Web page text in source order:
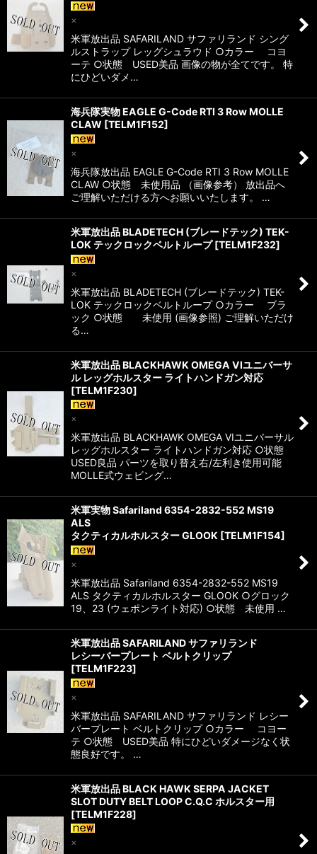
×
米軍放出品 SAFARILAND サファリランド シング
ルストラップ レッグシュラウド ○カラー コヨ
ーテ ○状態 USED美品 画像の物が全てです。 特
にひどいダメ…
海兵隊実物 EAGLE G-Code RTI 3 Row MOLLE
CLAW [TELM1F152]
×
海兵隊放出品 EAGLE G-Code RTI 3 Row MOLLE
CLAW ○状態 未使用品 （画像参考） 放出品へ
ご理解いただける方へお願いいたします。 …
米軍放出品 BLADETECH (ブレードテック) TEK-
LOK テックロックベルトループ [TELM1F232]
×
米軍放出品 BLADETECH (ブレードテック) TEK-
LOK テックロックベルトループ ○カラー ブラ
ック ○状態 未使用 (画像参照) ご理解いただけ
る…
米軍放出品 BLACKHAWK OMEGA VIユニバーサ
ル レッグホルスター ライトハンドガン対応
[TELM1F230]
×
米軍放出品 BLACKHAWK OMEGA VIユニバーサル
レッグホルスター ライトハンドガン対応 ○状態
USED良品 パーツを取り替え右/左利き使用可能
MOLLE式ウェビング…
米軍実物 Safariland 6354-2832-552 MS19
ALS
タクティカルホルスター GLOOK [TELM1F154]
×
米軍放出品 Safariland 6354-2832-552 MS19
ALS タクティカルホルスター GLOOK ○グロック
19、23 (ウェポンライト対応) ○状態 未使用 …
米軍放出品 SAFARILAND サファリランド
レシーバープレート ベルトクリップ
[TELM1F223]
×
米軍放出品 SAFARILAND サファリランド レシー
バープレート ベルトクリップ ○カラー コヨー
テ ○状態 USED美品 特にひどいダメージなく状
態良好です。 …
米軍放出品 BLACK HAWK SERPA JACKET
SLOT DUTY BELT LOOP C.Q.C ホルスター用
[TELM1F228]
×